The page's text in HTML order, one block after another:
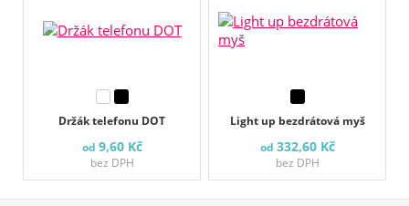
Držák telefonu DOT
od 9,60 Kč
bez DPH
Light up bezdrátová myš
od 332,60 Kč
bez DPH